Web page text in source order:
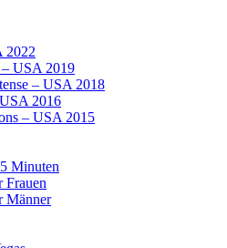
2022
USA 2019
– USA 2018
2016
– USA 2015
Minuten
Frauen
Männer